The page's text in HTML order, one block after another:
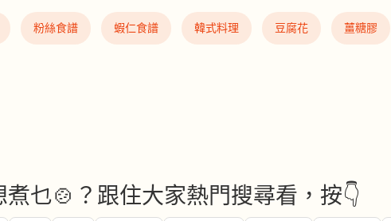
粉絲食譜 蝦仁食譜 韓式料理 豆腐花 薑糖膠
濕身軟無力 中醫教體內除濕
煮乜🍲？跟住大家熱門搜尋看，按👇